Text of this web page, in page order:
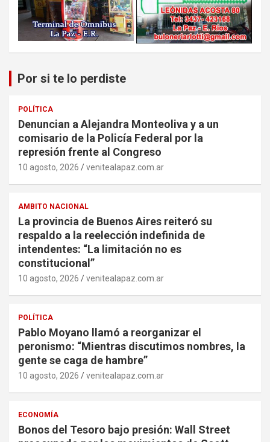
Por si te lo perdiste
POLÍTICA
Denuncian a Alejandra Monteoliva y a un
comisario de la Policía Federal por la
represión frente al Congreso
10 agosto, 2026 venitealapaz.com.ar
AMBITO NACIONAL
La provincia de Buenos Aires reiteró su
respaldo a la reelección indefinida de
intendentes: “La limitación no es
constitucional”
10 agosto, 2026 venitealapaz.com.ar
POLÍTICA
Pablo Moyano llamó a reorganizar el
peronismo: “Mientras discutimos nombres, la
gente se caga de hambre”
10 agosto, 2026 venitealapaz.com.ar
ECONOMÍA
Bonos del Tesoro bajo presión: Wall Street